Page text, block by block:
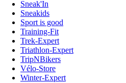
Sneak'In
Sneakids
Sport is good
Training-Fit
Trek-Expert
Triathlon-Expert
TripNBikers
Vélo-Store
Winter-Expert